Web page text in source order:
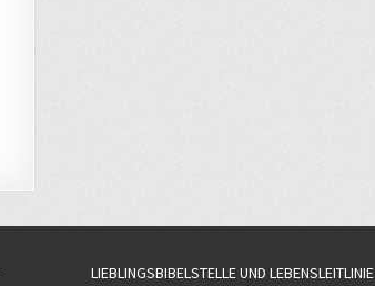
LIEBLINGSBIBELSTELLE UND LEBENSLEITLINIE